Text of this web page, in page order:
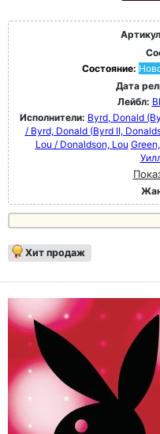
Состояние:
Дата
Лейбл:
Исполнители: Byrd, Donald
/ Byrd, Donald (Byrd II,
Lou / Donaldson, Lou
Хит продаж